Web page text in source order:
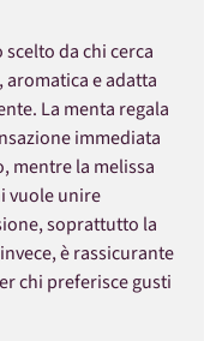
da chi cerca
e adatta
La menta regala
immediata
mentre la melissa
vuole unire
soprattutto la
è rassicurante
chi preferisce gusti